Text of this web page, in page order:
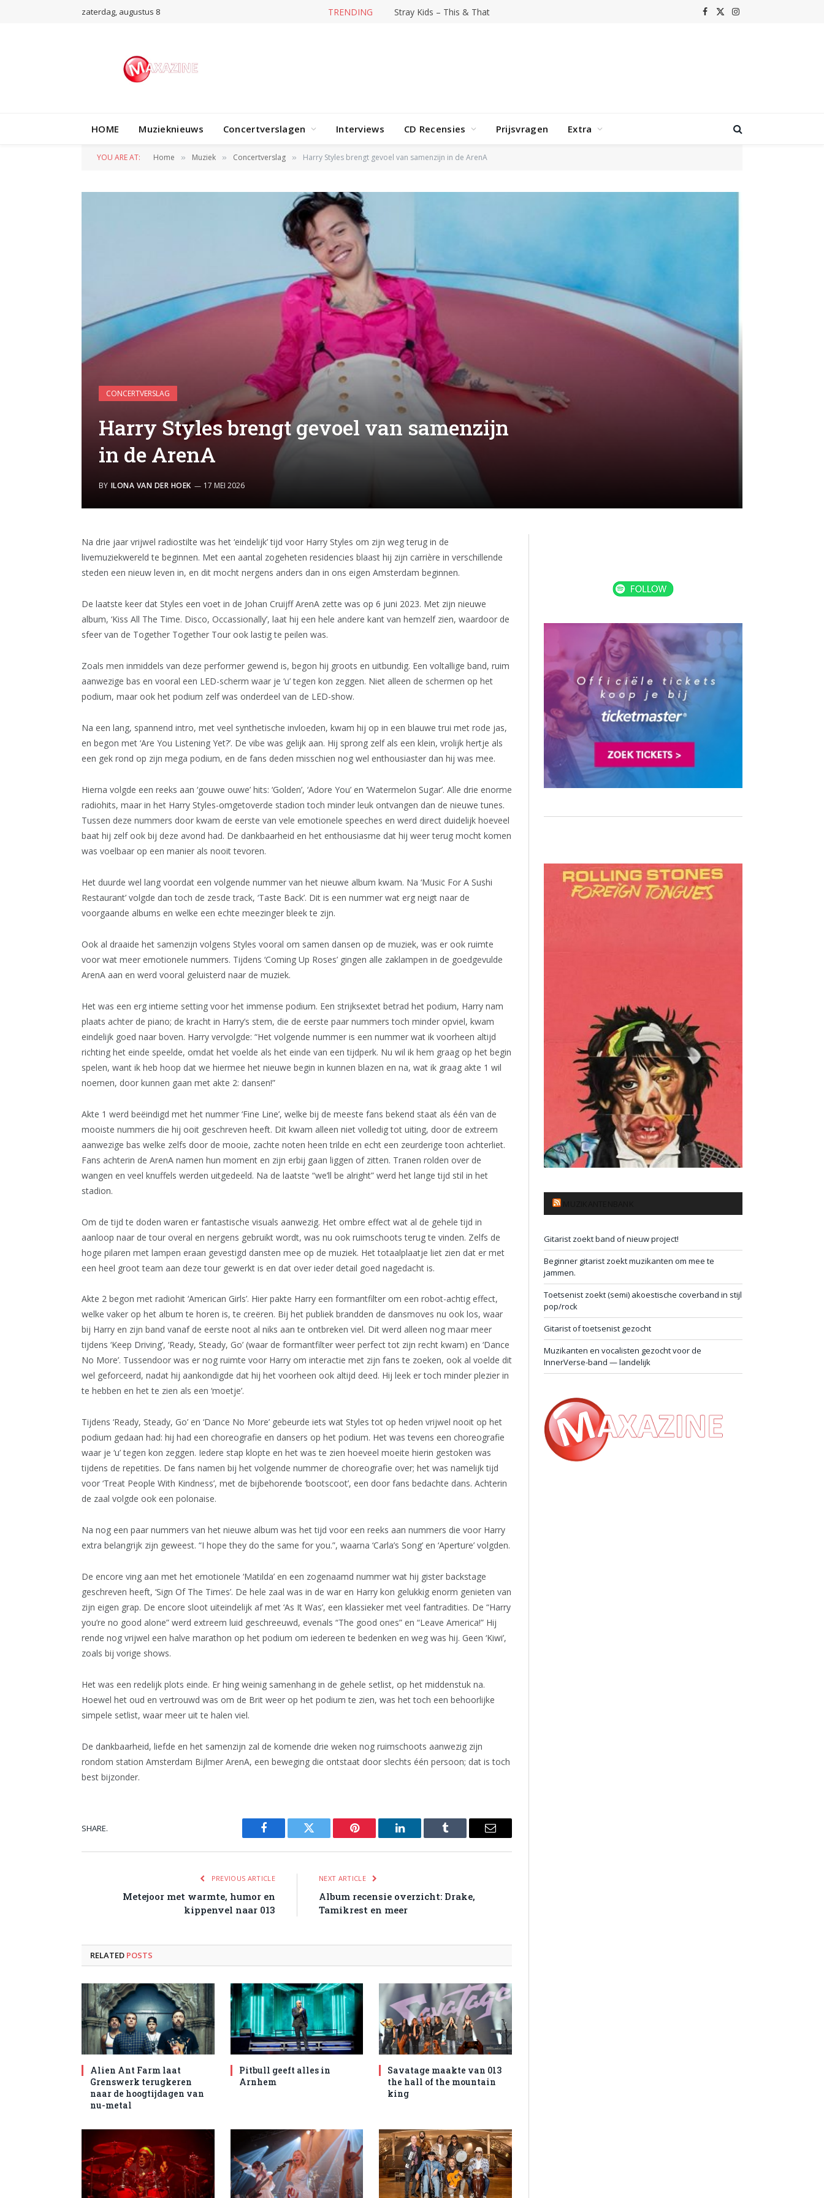
zaterdag, augustus 8 TRENDING Stray Kids – This & That Facebook
X
Instagram
HOME Muzieknieuws Concertverslagen Interviews CD Recensies Prijsvragen Extra
YOU ARE AT: Home » Muziek » Concertverslag » Harry Styles brengt gevoel van samenzijn in de ArenA
CONCERTVERSLAG
Harry Styles brengt gevoel van samenzijn
in de ArenA
BY ILONA VAN DER HOEK 17 MEI 2026
Na drie jaar vrijwel radiostilte was het ‘eindelijk’ tijd voor Harry Styles om zijn weg terug in de
livemuziekwereld te beginnen. Met een aantal zogeheten residencies blaast hij zijn carrière in verschillende
steden een nieuw leven in, en dit mocht nergens anders dan in ons eigen Amsterdam beginnen.
De laatste keer dat Styles een voet in de Johan Cruijff ArenA zette was op 6 juni 2023. Met zijn nieuwe
album, ‘Kiss All The Time. Disco, Occassionally’, laat hij een hele andere kant van hemzelf zien, waardoor de
sfeer van de Together Together Tour ook lastig te peilen was.
Zoals men inmiddels van deze performer gewend is, begon hij groots en uitbundig. Een voltallige band, ruim
aanwezige bas en vooral een LED-scherm waar je ‘u’ tegen kon zeggen. Niet alleen de schermen op het
podium, maar ook het podium zelf was onderdeel van de LED-show.
Na een lang, spannend intro, met veel synthetische invloeden, kwam hij op in een blauwe trui met rode jas,
en begon met ‘Are You Listening Yet?’. De vibe was gelijk aan. Hij sprong zelf als een klein, vrolijk hertje als
een gek rond op zijn mega podium, en de fans deden misschien nog wel enthousiaster dan hij was mee.
Hierna volgde een reeks aan ‘gouwe ouwe’ hits: ‘Golden’, ‘Adore You’ en ‘Watermelon Sugar’. Alle drie enorme
radiohits, maar in het Harry Styles-omgetoverde stadion toch minder leuk ontvangen dan de nieuwe tunes.
Tussen deze nummers door kwam de eerste van vele emotionele speeches en werd direct duidelijk hoeveel
baat hij zelf ook bij deze avond had. De dankbaarheid en het enthousiasme dat hij weer terug mocht komen
was voelbaar op een manier als nooit tevoren.
Het duurde wel lang voordat een volgende nummer van het nieuwe album kwam. Na ‘Music For A Sushi
Restaurant’ volgde dan toch de zesde track, ‘Taste Back’. Dit is een nummer wat erg neigt naar de
voorgaande albums en welke een echte meezinger bleek te zijn.
Ook al draaide het samenzijn volgens Styles vooral om samen dansen op de muziek, was er ook ruimte
voor wat meer emotionele nummers. Tijdens ‘Coming Up Roses’ gingen alle zaklampen in de goedgevulde
ArenA aan en werd vooral geluisterd naar de muziek.
Het was een erg intieme setting voor het immense podium. Een strijksextet betrad het podium, Harry nam
plaats achter de piano; de kracht in Harry’s stem, die de eerste paar nummers toch minder opviel, kwam
eindelijk goed naar boven. Harry vervolgde: “Het volgende nummer is een nummer wat ik voorheen altijd
richting het einde speelde, omdat het voelde als het einde van een tijdperk. Nu wil ik hem graag op het begin
spelen, want ik heb hoop dat we hiermee het nieuwe begin in kunnen blazen en na, wat ik graag akte 1 wil
noemen, door kunnen gaan met akte 2: dansen!”
Akte 1 werd beëindigd met het nummer ‘Fine Line’, welke bij de meeste fans bekend staat als één van de
mooiste nummers die hij ooit geschreven heeft. Dit kwam alleen niet volledig tot uiting, door de extreem
aanwezige bas welke zelfs door de mooie, zachte noten heen trilde en echt een zeurderige toon achterliet.
Fans achterin de ArenA namen hun moment en zijn erbij gaan liggen of zitten. Tranen rolden over de
wangen en veel knuffels werden uitgedeeld. Na de laatste “we’ll be alright” werd het lange tijd stil in het
stadion.
Om de tijd te doden waren er fantastische visuals aanwezig. Het ombre effect wat al de gehele tijd in
aanloop naar de tour overal en nergens gebruikt wordt, was nu ook ruimschoots terug te vinden. Zelfs de
hoge pilaren met lampen eraan gevestigd dansten mee op de muziek. Het totaalplaatje liet zien dat er met
een heel groot team aan deze tour gewerkt is en dat over ieder detail goed nagedacht is.
Akte 2 begon met radiohit ‘American Girls’. Hier pakte Harry een formantfilter om een robot-achtig effect,
welke vaker op het album te horen is, te creëren. Bij het publiek brandden de dansmoves nu ook los, waar
bij Harry en zijn band vanaf de eerste noot al niks aan te ontbreken viel. Dit werd alleen nog maar meer
tijdens ‘Keep Driving’, ‘Ready, Steady, Go’ (waar de formantfilter weer perfect tot zijn recht kwam) en ‘Dance
No More’. Tussendoor was er nog ruimte voor Harry om interactie met zijn fans te zoeken, ook al voelde dit
wel geforceerd, nadat hij aankondigde dat hij het voorheen ook altijd deed. Hij leek er toch minder plezier in
te hebben en het te zien als een ‘moetje’.
Tijdens ‘Ready, Steady, Go’ en ‘Dance No More’ gebeurde iets wat Styles tot op heden vrijwel nooit op het
podium gedaan had: hij had een choreografie en dansers op het podium. Het was tevens een choreografie
waar je ‘u’ tegen kon zeggen. Iedere stap klopte en het was te zien hoeveel moeite hierin gestoken was
tijdens de repetities. De fans namen bij het volgende nummer de choreografie over; het was namelijk tijd
voor ‘Treat People With Kindness’, met de bijbehorende ‘bootscoot’, een door fans bedachte dans. Achterin
de zaal volgde ook een polonaise.
Na nog een paar nummers van het nieuwe album was het tijd voor een reeks aan nummers die voor Harry
extra belangrijk zijn geweest. “I hope they do the same for you.”, waarna ‘Carla’s Song’ en ‘Aperture’ volgden.
De encore ving aan met het emotionele ‘Matilda’ en een zogenaamd nummer wat hij gister backstage
geschreven heeft, ‘Sign Of The Times’. De hele zaal was in de war en Harry kon gelukkig enorm genieten van
zijn eigen grap. De encore sloot uiteindelijk af met ‘As It Was’, een klassieker met veel fantradities. De “Harry
you’re no good alone” werd extreem luid geschreeuwd, evenals “The good ones” en “Leave America!” Hij
rende nog vrijwel een halve marathon op het podium om iedereen te bedenken en weg was hij. Geen ‘Kiwi’,
zoals bij vorige shows.
Het was een redelijk plots einde. Er hing weinig samenhang in de gehele setlist, op het middenstuk na.
Hoewel het oud en vertrouwd was om de Brit weer op het podium te zien, was het toch een behoorlijke
simpele setlist, waar meer uit te halen viel.
De dankbaarheid, liefde en het samenzijn zal de komende drie weken nog ruimschoots aanwezig zijn
rondom station Amsterdam Bijlmer ArenA, een beweging die ontstaat door slechts één persoon; dat is toch
best bijzonder.
SHARE.
Facebook Twitter Pinterest LinkedIn Tumblr Email
PREVIOUS ARTICLE
Metejoor met warmte, humor en
kippenvel naar 013
NEXT ARTICLE
Album recensie overzicht: Drake,
Tamikrest en meer
RELATED POSTS
Alien Ant Farm laat
Grenswerk terugkeren
naar de hoogtijdagen van
nu-metal
Pitbull geeft alles in
Arnhem
Savatage maakte van 013
the hall of the mountain
king
Gitarist zoekt band of nieuw project!
Beginner gitarist zoekt muzikanten om mee te
jammen.
Toetsenist zoekt (semi) akoestische coverband in stijl
pop/rock
Gitarist of toetsenist gezocht
Muzikanten en vocalisten gezocht voor de
InnerVerse-band — landelijk